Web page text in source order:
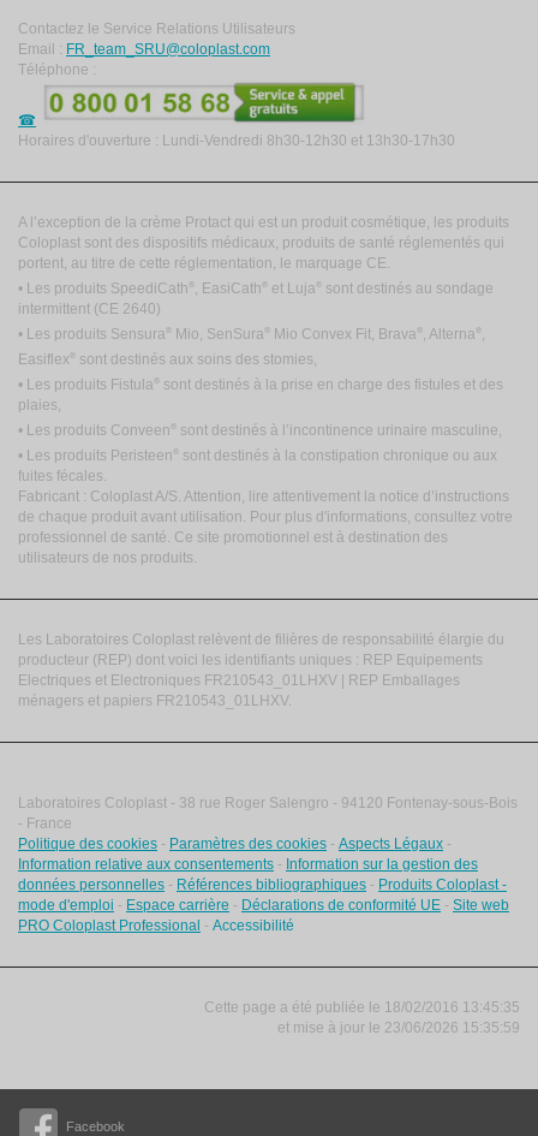
Facebook
Contactez le Service Relations Utilisateurs
Email : FR_team_SRU@coloplast.com
Téléphone :
Horaires d'ouverture : Lundi-Vendredi 8h30-12h30 et 13h30-17h30
A l’exception de la crème Protact qui est un produit cosmétique, les produits
Coloplast sont des dispositifs médicaux, produits de santé réglementés qui
portent, au titre de cette réglementation, le marquage CE.
• Les produits SpeediCath ® , EasiCath ® et Luja ®
sont destinés au sondage
intermittent (CE 2640)
• Les produits Sensura ® Mio, SenSura ® Mio Convex Fit, Brava ® , Alterna ®
Easiflex ®
sont destinés aux soins des stomies,
• Les produits Fistula ®
sont destinés à la prise en charge des fistules et des
plaies,
• Les produits Conveen ®
sont destinés à l’incontinence urinaire masculine,
• Les produits Peristeen ®
sont destinés à la constipation chronique ou aux
fuites fécales.
Fabricant : Coloplast A/S. Attention, lire attentivement la notice d’instructions
de chaque produit avant utilisation. Pour plus d'informations, consultez votre
professionnel de santé. Ce site promotionnel est à destination des
utilisateurs de nos produits.
Les Laboratoires Coloplast relèvent de filières de responsabilité élargie du
producteur (REP) dont voici les identifiants uniques : REP Equipements
Electriques et Electroniques FR210543_01LHXV | REP Emballages
ménagers et papiers FR210543_01LHXV.
Laboratoires Coloplast - 38 rue Roger Salengro - 94120 Fontenay-sous-Bois
- France
Politique des cookies - Paramètres des cookies - Aspects Légaux -
Information relative aux consentements - Information sur la gestion des
données personnelles - Références bibliographiques - Produits Coloplast -
mode d'emploi - Espace carrière - Déclarations de conformité UE - Site web
PRO Coloplast Professional - Accessibilité
Cette page a été publiée le 18/02/2016 13:45:35
et mise à jour le 23/06/2026 15:35:59